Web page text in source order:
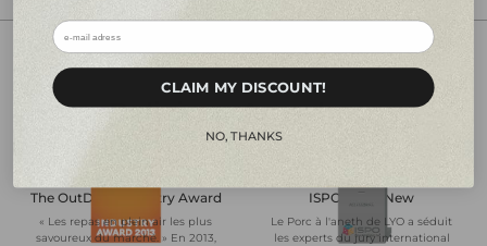
Delicious Anywhere
The OutDoor Industry Award
« Les repas en plein air les plus
savoureux du marché. » En 2013,
ISPO BrandNew
Le Porc à l'aneth de LYO a séduit
les experts du jury international
ㅤㅤCLAIM MY DISCOUNT!ㅤㅤㅤ
ㅤㅤㅤNO, THANKSㅤㅤㅤ